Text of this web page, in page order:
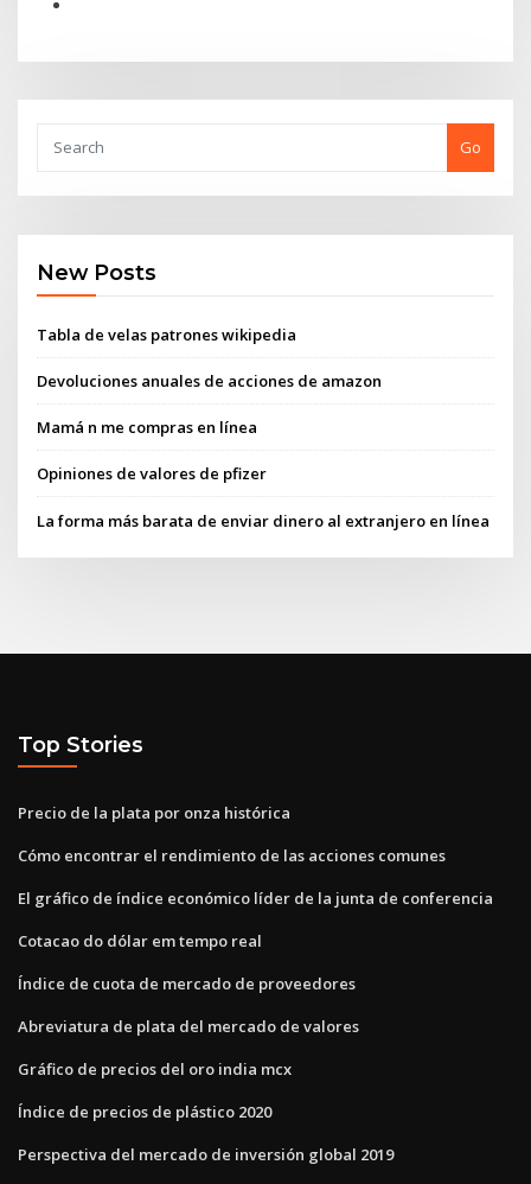
Go
New Posts
Tabla de velas patrones wikipedia
Devoluciones anuales de acciones de amazon
Mamá n me compras en línea
Opiniones de valores de pfizer
La forma más barata de enviar dinero al extranjero en línea
Top Stories
Precio de la plata por onza histórica
Cómo encontrar el rendimiento de las acciones comunes
El gráfico de índice económico líder de la junta de conferencia
Cotacao do dólar em tempo real
Índice de cuota de mercado de proveedores
Abreviatura de plata del mercado de valores
Gráfico de precios del oro india mcx
Índice de precios de plástico 2020
Perspectiva del mercado de inversión global 2019